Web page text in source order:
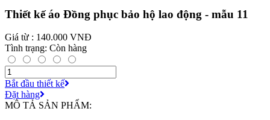
Thiết kế áo Đồng phục bảo hộ lao động - mẫu 11
Giá từ : 140.000 VNĐ
Tình trạng: Còn hàng
Bắt đầu thiết kế
Đặt hàng
MÔ TẢ SẢN PHẨM: